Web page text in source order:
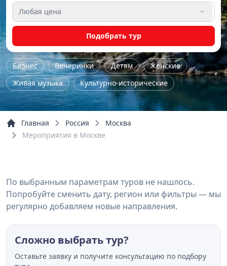
Любая цена
Подобрать тур
Бизнес Вечеринки Детям
Женские
Живая музыка
Культурно-исторические
Лекция
Мастер-класс
Нетворкинг
Спектакли
Фестивали
Главная Россия
Москва
Мероприятия в Москве
По выбранным параметрам туров не нашлось.
Попробуйте сменить дату, регион или фильтры — мы
регулярно добавляем новые направления.
Сложно выбрать тур?
Оставьте заявку и получите консультацию по подбору